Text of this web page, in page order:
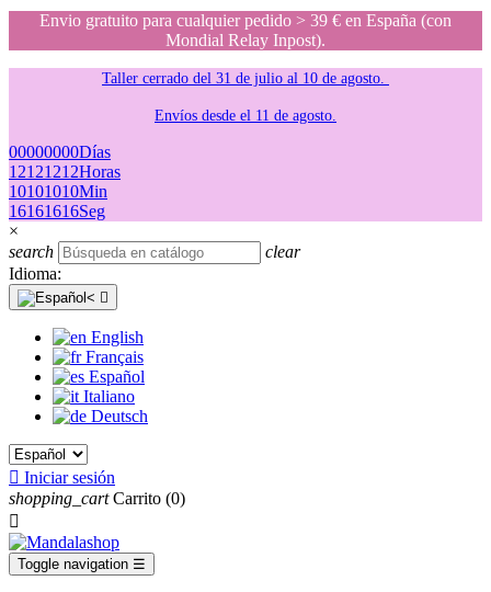
Envio gratuito para cualquier pedido > 39 € en España (con
Mondial Relay Inpost).
Taller cerrado del 31 de julio al 10 de agosto.
Envíos desde el 11 de agosto.
00000000Días
12121212Horas
10101010Min
16161616Seg
×
search
clear
Idioma:

English
Français
Español
Italiano
Deutsch
 Iniciar sesión
shopping_cart Carrito (0)

Toggle navigation ☰